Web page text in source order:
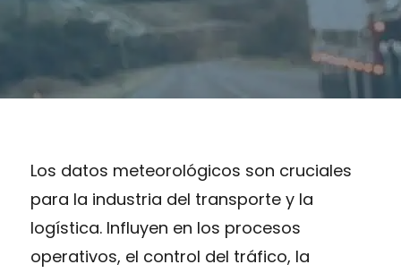
Los datos meteorológicos son cruciales
para la industria del transporte y la
logística. Influyen en los procesos
operativos, el control del tráfico, la